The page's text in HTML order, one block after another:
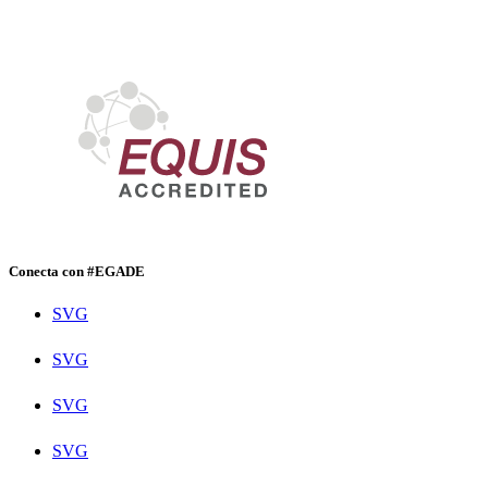
Conecta con #EGADE
SVG
SVG
SVG
SVG